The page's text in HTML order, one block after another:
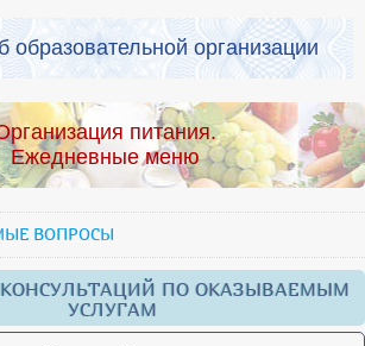
образовательной организации
питания.
Ежедневные меню
ВОПРОСЫ
ПО ОКАЗЫВАЕМЫМ
УСЛУГАМ